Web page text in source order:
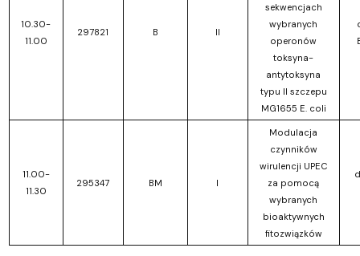
10.30-
11.00
297821 B II
sekwencjach
wybranych
operonów
toksyna-
antytoksyna
typu II szczepu
MG1655 E. coli
11.00-
11.30
295347 BM I
Modulacja
czynników
wirulencji UPEC
za pomocą
wybranych
bioaktywnych
fitozwiązków